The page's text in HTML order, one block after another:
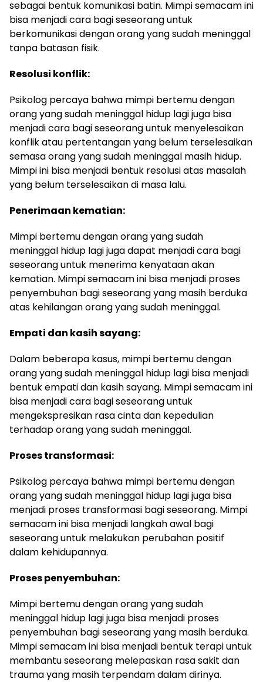
sebagai bentuk komunikasi batin. Mimpi semacam ini
bisa menjadi cara bagi seseorang untuk
berkomunikasi dengan orang yang sudah meninggal
tanpa batasan fisik.
Resolusi konflik:
Psikolog percaya bahwa mimpi bertemu dengan
orang yang sudah meninggal hidup lagi juga bisa
menjadi cara bagi seseorang untuk menyelesaikan
konflik atau pertentangan yang belum terselesaikan
semasa orang yang sudah meninggal masih hidup.
Mimpi ini bisa menjadi bentuk resolusi atas masalah
yang belum terselesaikan di masa lalu.
Penerimaan kematian:
Mimpi bertemu dengan orang yang sudah
meninggal hidup lagi juga dapat menjadi cara bagi
seseorang untuk menerima kenyataan akan
kematian. Mimpi semacam ini bisa menjadi proses
penyembuhan bagi seseorang yang masih berduka
atas kehilangan orang yang sudah meninggal.
Empati dan kasih sayang:
Dalam beberapa kasus, mimpi bertemu dengan
orang yang sudah meninggal hidup lagi bisa menjadi
bentuk empati dan kasih sayang. Mimpi semacam ini
bisa menjadi cara bagi seseorang untuk
mengekspresikan rasa cinta dan kepedulian
terhadap orang yang sudah meninggal.
Proses transformasi:
Psikolog percaya bahwa mimpi bertemu dengan
orang yang sudah meninggal hidup lagi juga bisa
menjadi proses transformasi bagi seseorang. Mimpi
semacam ini bisa menjadi langkah awal bagi
seseorang untuk melakukan perubahan positif
dalam kehidupannya.
Proses penyembuhan:
Mimpi bertemu dengan orang yang sudah
meninggal hidup lagi juga bisa menjadi proses
penyembuhan bagi seseorang yang masih berduka.
Mimpi semacam ini bisa menjadi bentuk terapi untuk
membantu seseorang melepaskan rasa sakit dan
trauma yang masih terpendam dalam dirinya.